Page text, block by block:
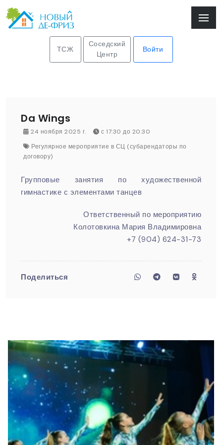
ТСЖ
Соседский
Центр
Войти
Da Wings
24 ноября 2025 г.
с 17:30 до 20:30
Регулярное мероприятие в СЦ (субарендаторы по
договору)
Групповые занятия по художественной
гимнастике с элементами танцев
Ответственный по мероприятию
Колотовкина Мария Владимировна
+7 (904) 624-31-73
Поделиться